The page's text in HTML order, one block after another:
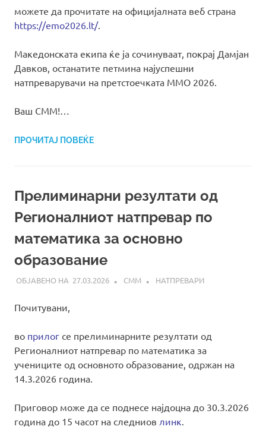
можете да прочитате на официјалната веб страна
https://emo2026.lt/.
Македонската екипа ќе ја сочинуваат, покрај Дамјан
Давков, останатите петмина најуспешни
натпреварувачи на претстоечката ММО 2026.
Ваш СММ!…
ПРОЧИТАЈ ПОВЕЌЕ
Прелиминарни резултати од
Регионалниот натпревар по
математика за основно
образование
27.03.2026 СММ НАТПРЕВАРИ
Почитувани,
во прилог се прелиминарните резултати од
Регионалниот натпревар по математика за
учениците од основното образование, одржан на
14.3.2026 година.
Приговор може да се поднесе најдоцна до 30.3.2026
година до 15 часот на следниов линк.